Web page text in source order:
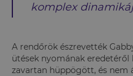
komplex
A rendőrök észrevették
ütések nyomának
zavartan hüppögött, és nem